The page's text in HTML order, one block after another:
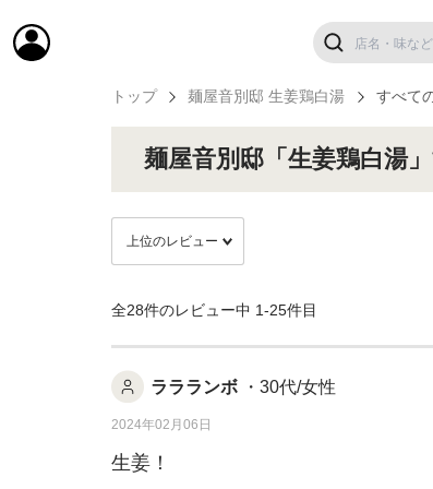
トップ 麺屋音別邸 生姜鶏白湯 すべて
麺屋音別邸「生姜鶏白湯
全28件のレビュー中 1-25件目
ララランボ ・30代/女性
2024年02月06日
生姜！